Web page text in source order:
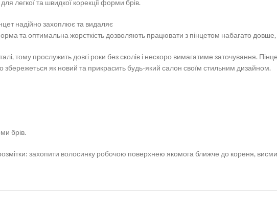
легкої та швидкої корекції форми брів.
надійно захоплює та видаляє
та оптимальна жорсткість дозволяють працювати з пінцетом набагато
тому прослужить довгі роки без сколів і нескоро вимагатиме заточування.
збережеться як новий та прикрасить будь-який салон своїм стильним дизайном.
брів.
захопити волосинку робочою поверхнею якомога ближче до кореня,